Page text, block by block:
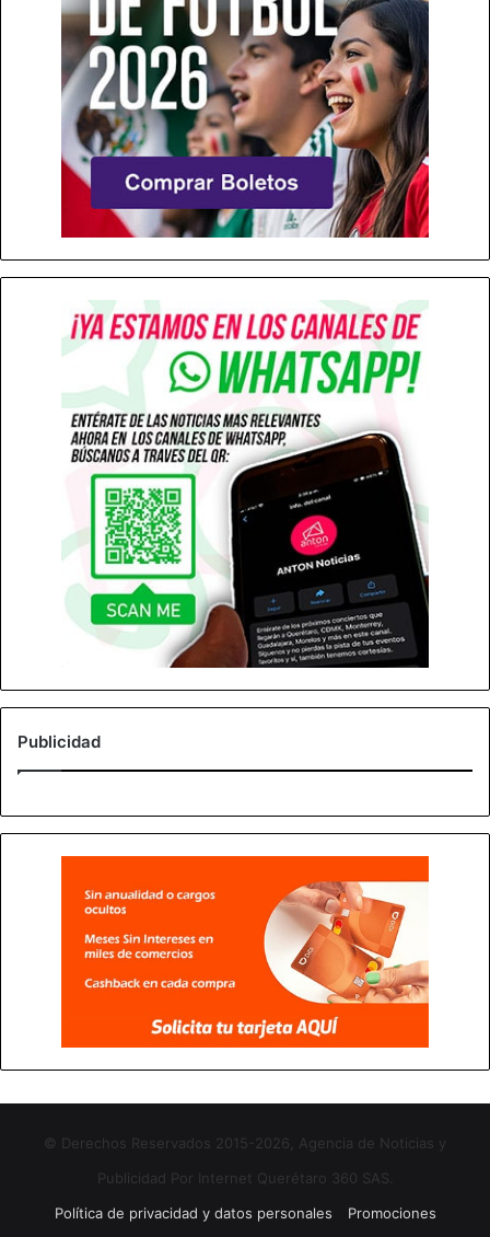
Publicidad
© Derechos Reservados 2015-2026, Agencia de Noticias y
Publicidad Por Internet Querétaro 360 SAS.
Política de privacidad y datos personales
Promociones